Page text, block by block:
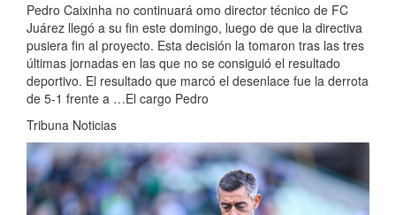
Pedro Caixinha no continuará omo director técnico de FC
Juárez llegó a su fin este domingo, luego de que la directiva
pusiera fin al proyecto. Esta decisión la tomaron tras las tres
últimas jornadas en las que no se consiguió el resultado
deportivo. El resultado que marcó el desenlace fue la derrota
de 5-1 frente a …El cargo Pedro
Tribuna Noticias